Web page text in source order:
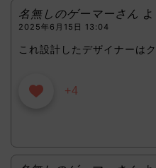
名無しのゲーマーさん
2025年6月15日 13:04
これ設計したデザイナーは
+4